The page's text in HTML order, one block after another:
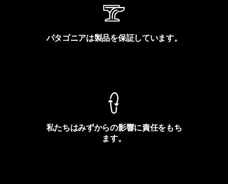
パタゴニアは製品を保証しています。
私たちはみずからの影響に責任をもち
ます。